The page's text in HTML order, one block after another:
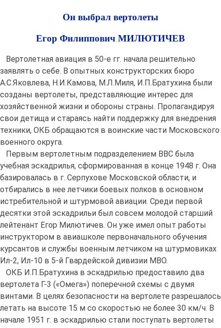
Он выбрал вертолеты
Егор Филиппович МИЛЮТИЧЕВ
Вертолетная авиация в 50-е гг. начала решительно
заявлять о себе. В опытных конструкторских бюро
А.С.Яковлева, Н.И.Камова, М.Л.Миля, И.П.Братухина были
созданы вертолеты, представляющие интерес для
хозяйственной жизни и обороны страны. Пропагандируя
свои детища и стараясь найти поддержку для внедрения
техники, ОКБ обращаются в воинские части Московского
военного округа.
Первым вертолетным подразделением ВВС была
учебная эскадрилья, сформированная в конце 1948 г. Она
базировалась в г. Серпухове Московской области, и
отбирались в нее летчики боевых полков в основном
истребительной и штурмовой авиации. Среди первой
десятки этой эскадрильи был совсем молодой старший
лейтенант Егор Милютичев. Он уже имел опыт работы
инструктором в авиашколе первоначального обучения
курсантов и службы военным летчиком на штурмовиках
Ил-2, Ил-10 в 5-й Гвардейской дивизии МВО.
ОКБ И.П.Братухина в эскадрилью предоставило два
вертолета Г-3 («Омега») поперечной схемы с двумя
винтами. В целях безопасности на вертолете разрешалось
летать на высоте 15 м со скоростью не более 30 км/ч. В
начале 1951 г. в эскадрилью стали поступать вертолеты